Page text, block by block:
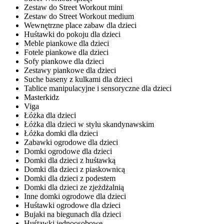
Zestaw do Street Workout mini
Zestaw do Street Workout medium
Wewnętrzne place zabaw dla dzieci
Huśtawki do pokoju dla dzieci
Meble piankowe dla dzieci
Fotele piankowe dla dzieci
Sofy piankowe dla dzieci
Zestawy piankowe dla dzieci
Suche baseny z kulkami dla dzieci
Tablice manipulacyjne i sensoryczne dla dzieci
Masterkidz
Viga
Łóżka dla dzieci
Łóżka dla dzieci w stylu skandynawskim
Łóżka domki dla dzieci
Zabawki ogrodowe dla dzieci
Domki ogrodowe dla dzieci
Domki dla dzieci z huśtawką
Domki dla dzieci z piaskownicą
Domki dla dzieci z podestem
Domki dla dzieci ze zjeżdżalnią
Inne domki ogrodowe dla dzieci
Huśtawki ogrodowe dla dzieci
Bujaki na biegunach dla dzieci